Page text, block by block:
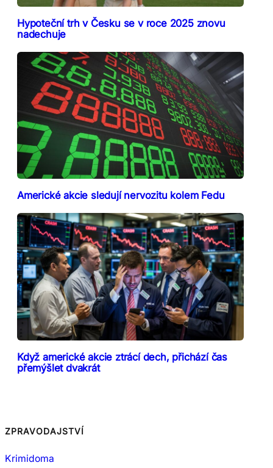
Hypoteční trh v Česku se v roce 2025 znovu
nadechuje
Americké akcie sledují nervozitu kolem Fedu
Když americké akcie ztrácí dech, přichází čas
přemýšlet dvakrát
ZPRAVODAJSTVÍ
Krimidoma